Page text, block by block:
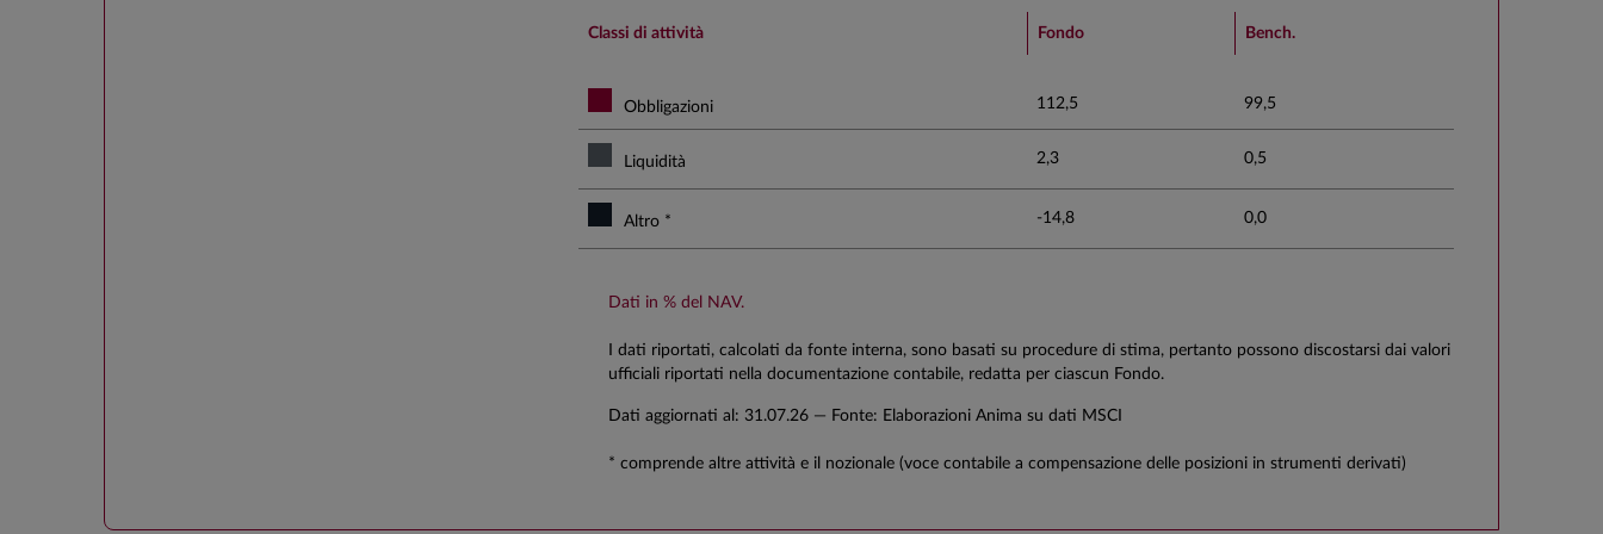
End of interactive chart.
Classi di attività Fondo Bench.
Obbligazioni 112,5 99,5
Liquidità 2,3 0,5
Altro * -14,8 0,0
Dati in % del NAV.
I dati riportati, calcolati da fonte interna, sono basati su procedure di stima, pertanto possono discostarsi dai valori
ufficiali riportati nella documentazione contabile, redatta per ciascun Fondo.
Dati aggiornati al: 31.07.26— Fonte: Elaborazioni Anima su dati MSCI
* comprende altre attività e il nozionale (voce contabile a compensazione delle posizioni in strumenti derivati)